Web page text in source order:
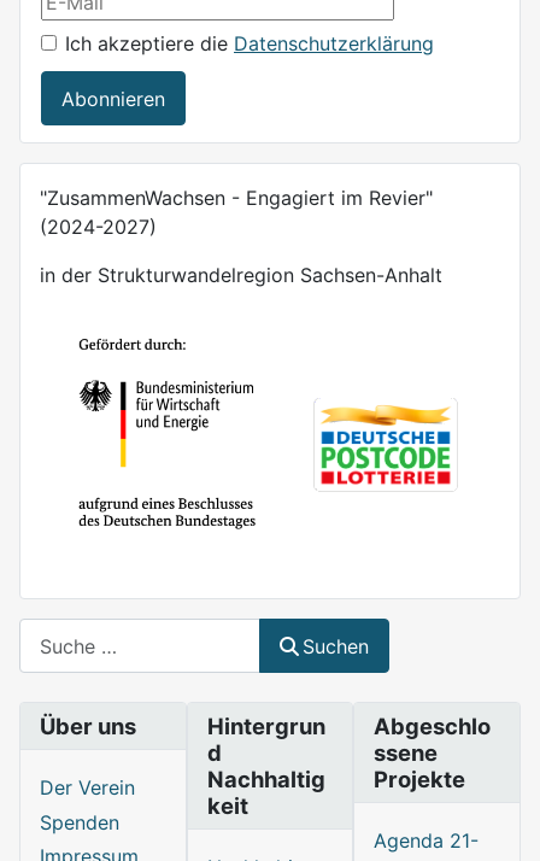
Ich akzeptiere die Datenschutzerklärung
Abonnieren
"ZusammenWachsen - Engagiert im Revier"
(2024-2027)
in der Strukturwandelregion Sachsen-Anhalt
Suchen
Über uns
Der Verein
Spenden
Hintergrun
d
Nachhaltig
keit
Abgeschlo
ssene
Projekte
Agenda 21-